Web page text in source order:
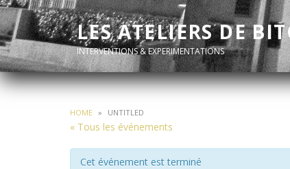
LES ATELIERS DE
INTERVENTIONS & EXPERIMENTATIONS
HOME » UNTITLED
« Tous les événements
Cet événement est terminé